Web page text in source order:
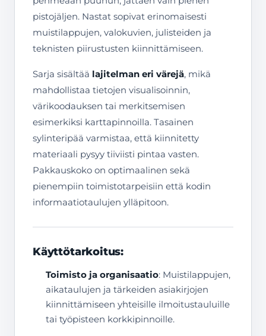
pistojäljen. Nastat sopivat erinomaisesti
muistilappujen, valokuvien, julisteiden ja
teknisten piirustusten kiinnittämiseen.
Sarja sisältää lajitelman eri värejä, mikä
mahdollistaa tietojen visualisoinnin,
värikoodauksen tai merkitsemisen
esimerkiksi karttapinnoilla. Tasainen
sylinteripää varmistaa, että kiinnitetty
materiaali pysyy tiiviisti pintaa vasten.
Pakkauskoko on optimaalinen sekä
pienempiin toimistotarpeisiin että kodin
informaatiotaulujen ylläpitoon.
Käyttötarkoitus:
Toimisto ja organisaatio: Muistilappujen,
aikataulujen ja tärkeiden asiakirjojen
kiinnittämiseen yhteisille ilmoitustauluille
tai työpisteen korkkipinnoille.